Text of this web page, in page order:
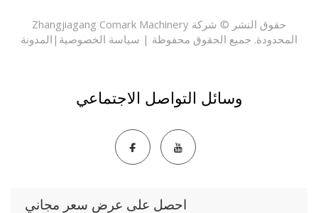
حقوق النشر © شركة Zhangjiagang Comark Machinery
جميع الحقوق محفوظة |سياسة الخصوصية|المدونة
وسائل التواصل الاجتماعي
احصل على عرض سعر مجاني